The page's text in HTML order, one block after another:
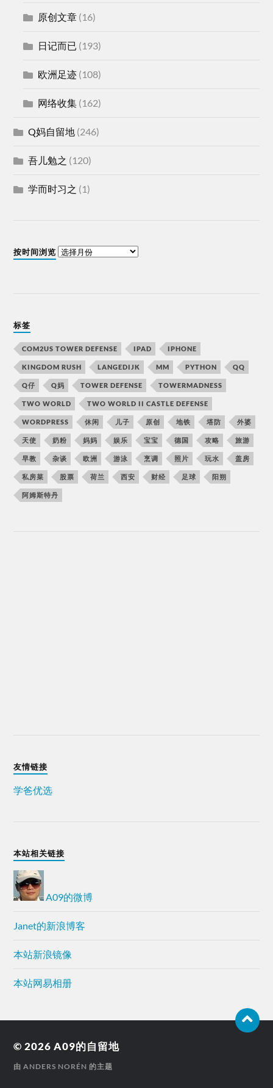
原创文章 (16)
日记而已 (193)
欧洲足迹 (108)
网络收集 (162)
Q妈自留地 (246)
吾儿勉之 (120)
学而时习之 (1)
按时间浏览
标签
COM2US TOWER DEFENSE IPAD IPHONE
KINGDOM RUSH LANGEDIJK MM PYTHON QQ
Q仔 Q妈 TOWER DEFENSE TOWERMADNESS
TWO WORLD TWO WORLD II CASTLE DEFENSE
WORDPRESS 休闲 儿子 原创 地铁 塔防 外婆
天使 奶粉 妈妈 娱乐 宝宝 德国 攻略 旅游
早教 杂谈 欧洲 游泳 烹调 照片 玩水 盖房
私房菜 股票 荷兰 西安 财经 足球 阳朔
阿姆斯特丹
友情链接
学爸优选
本站相关链接
A09的微博
Janet的新浪博客
本站新浪镜像
本站网易相册
© 2026A09的自留地
由ANDERS NORÉN 的主题